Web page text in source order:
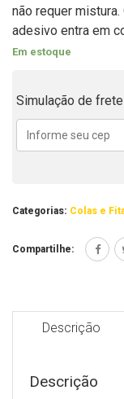
não requer
adesivo entra em
Em estoque
Simulação de frete
Categorias: Colas e
Compartilhe:
Descrição
Descrição